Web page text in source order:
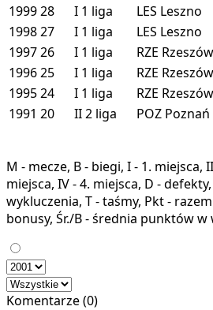
199928 I 1 liga LES Leszno
199827 I 1 liga LES Leszno
199726 I 1 liga RZE Rzeszów
199625 I 1 liga RZE Rzeszów
199524 I 1 liga RZE Rzeszów
1991 20 II2 liga POZ Poznań
M - mecze, B - biegi, I - 1. miejsca,
miejsca, IV - 4. miejsca, D -
wykluczenia, T - taśmy, Pkt -
bonusy, Śr./B - średnia punktów w
Komentarze (0)